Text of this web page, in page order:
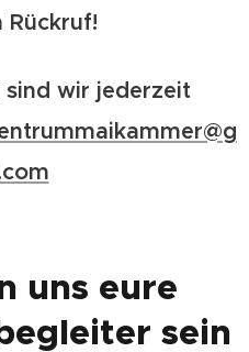
Rückruf!
sind wir jederzeit
uns eure
sein